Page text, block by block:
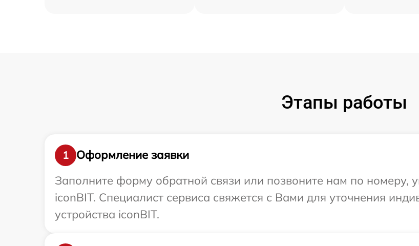
Этапы работы
1
Оформление заявки
Заполните форму обратной связи или позвоните нам по номеру,
iconBIT. Специалист сервиса свяжется с Вами для уточнения
устройства iconBIT.